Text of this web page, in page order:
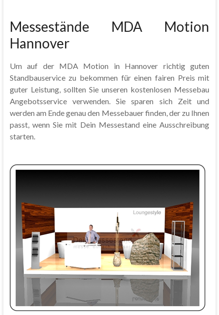
Messestände MDA Motion
Hannover
Um auf der MDA Motion in Hannover richtig guten
Standbauservice zu bekommen für einen fairen Preis mit
guter Leistung, sollten Sie unseren kostenlosen Messebau
Angebotsservice verwenden. Sie sparen sich Zeit und
werden am Ende genau den Messebauer finden, der zu Ihnen
passt, wenn Sie mit Dein Messestand eine Ausschreibung
starten.